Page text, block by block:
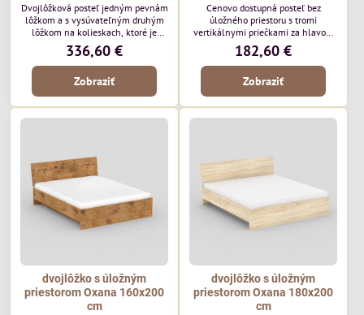
Dvojlôžková posteľ jedným pevnám
lôžkom a s vysúvateľným druhým
lôžkom na kolieskach, ktoré je
možné úplne vysunúť, alebo
zasunúť pod posteľ. Elegatné
riešenie do priestorov v ktorých je
obmedzené miesto na stále
dvojlôžko, ale kde je potrebné mať
"po ruke" druhé lôžko. Rozmer
postele: š95 x h205 x v81cm
336,60 €
Zobraziť
Cenovo dostupná posteľ bez
úložného priestoru s tromi
vertikálnymi priečkami za hlavou,
ktoré využijete na opretie alebo na
sušenie oblečenia. Posteľ je vhodná
do detskej izby ale svoje uplatnenie
nájde aj na chate. Rozmer: 95 x
182,60 €
Zobraziť
dvojlôžko s úložným
priestorom Oxana 160x200
cm
dvojlôžko s úložným
priestorom Oxana 180x200
cm